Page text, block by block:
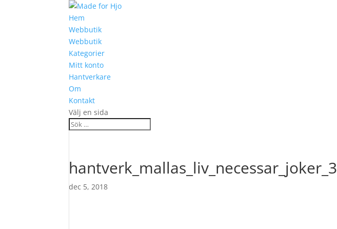
Hem
Webbutik
Webbutik
Kategorier
Mitt konto
Hantverkare
Om
Kontakt
Välj en sida
hantverk_mallas_liv_necessar_joker_3
dec 5, 2018